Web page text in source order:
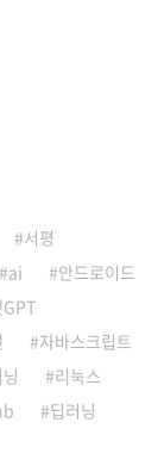
서평
ai
안드로이드
GPT
자바스크립트
리눅스
딥러닝